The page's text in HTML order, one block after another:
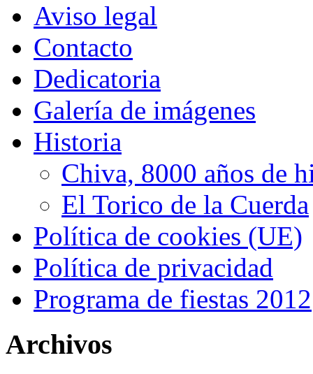
Aviso legal
Contacto
Dedicatoria
Galería de imágenes
Historia
Chiva, 8000 años de
El Torico de la Cuerda
Política de cookies (UE)
Política de privacidad
Programa de fiestas 2012
Archivos